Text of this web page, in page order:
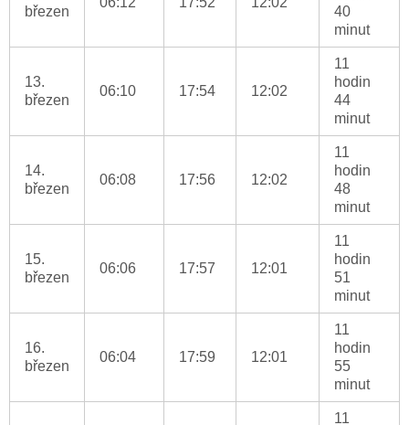
březen
40
minut
13.
březen
06:10 17:54 12:02
11
hodin
44
minut
14.
březen
06:08 17:56 12:02
11
hodin
48
minut
15.
březen
06:06 17:57 12:01
11
hodin
51
minut
16.
březen
06:04 17:59 12:01
11
hodin
55
minut
11